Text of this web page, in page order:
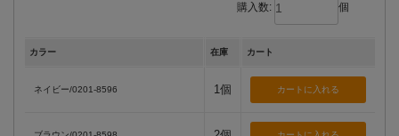
購入数: 個
カラー 在庫 カート
ネイビー/0201-8596 1個